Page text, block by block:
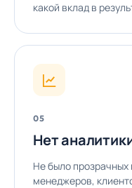
какой вклад в
05
Нет
Не было прозрачных
менеджеров,